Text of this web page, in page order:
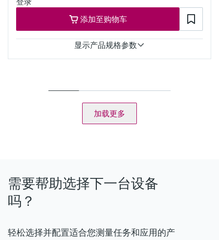
添加至购物车
显示产品规格参数
0 to 55 °C , non-freezing
All components are reduced at the working electrode
Almost pH independent
加载更多
需要帮助选择下一台设备
吗？
轻松选择并配置适合您测量任务和应用的产